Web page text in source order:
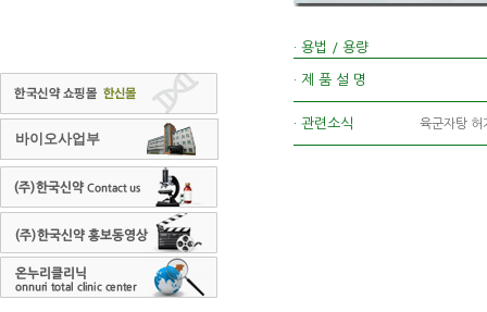
바이오사업부
· 용법 / 용량
· 제 품 설 명
· 관련소식 육군자탕